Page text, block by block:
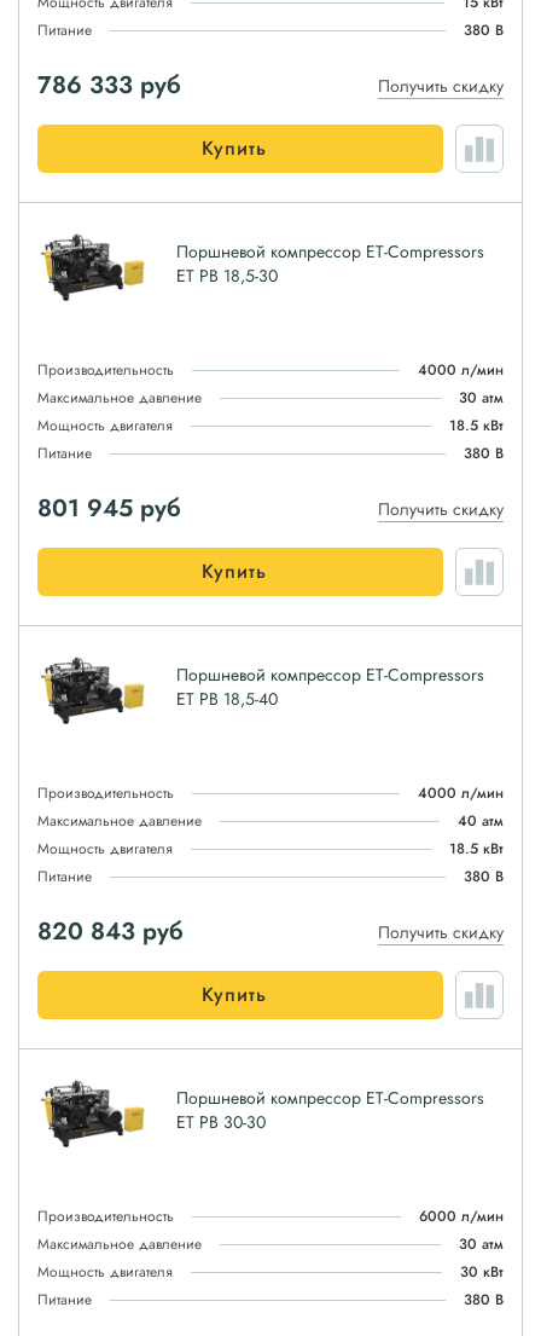
Питание
380 В
786 333 руб Получить скидку
Купить
Поршневой компрессор ET-Compressors
ET PB 18,5-30
Производительность
4000 л/мин
Максимальное давление
30 атм
Мощность двигателя
18.5 кВт
Питание
380 В
801 945 руб Получить скидку
Купить
Поршневой компрессор ET-Compressors
ET PB 18,5-40
Производительность
4000 л/мин
Максимальное давление
40 атм
Мощность двигателя
18.5 кВт
Питание
380 В
820 843 руб Получить скидку
Купить
Поршневой компрессор ET-Compressors
ET PB 30-30
Производительность
6000 л/мин
Максимальное давление
30 атм
Мощность двигателя
30 кВт
Питание
380 В